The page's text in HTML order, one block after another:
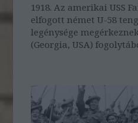
1918. Az amerikai USS
elfogott német U-58
legénysége
(Georgia, USA)